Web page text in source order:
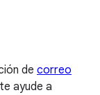
de correo
ayude a